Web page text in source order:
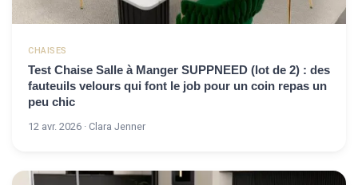
CHAISES
Test Chaise Salle à Manger SUPPNEED (lot de 2) : des
fauteuils velours qui font le job pour un coin repas un
peu chic
12 avr. 2026 · Clara Jenner